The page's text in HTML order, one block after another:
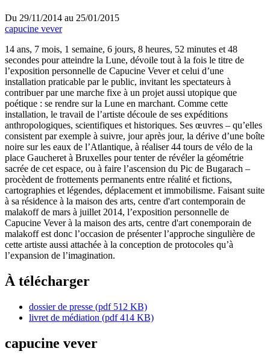
Du 29/11/2014 au 25/01/2015
capucine vever
14 ans, 7 mois, 1 semaine, 6 jours, 8 heures, 52 minutes et 48
secondes pour atteindre la Lune, dévoile tout à la fois le titre de
l’exposition personnelle de Capucine Vever et celui d’une
installation praticable par le public, invitant les spectateurs à
contribuer par une marche fixe à un projet aussi utopique que
poétique : se rendre sur la Lune en marchant. Comme cette
installation, le travail de l’artiste découle de ses expéditions
anthropologiques, scientifiques et historiques. Ses œuvres – qu’elles
consistent par exemple à suivre, jour après jour, la dérive d’une boîte
noire sur les eaux de l’Atlantique, à réaliser 44 tours de vélo de la
place Gaucheret à Bruxelles pour tenter de révéler la géométrie
sacrée de cet espace, ou à faire l’ascension du Pic de Bugarach –
procèdent de frottements permanents entre réalité et fictions,
cartographies et légendes, déplacement et immobilisme. Faisant suite
à sa résidence à la maison des arts, centre d'art contemporain de
malakoff de mars à juillet 2014, l’exposition personnelle de
Capucine Vever à la maison des arts, centre d'art conemporain de
malakoff est donc l’occasion de présenter l’approche singulière de
cette artiste aussi attachée à la conception de protocoles qu’à
l’expansion de l’imagination.
À télécharger
dossier de presse (pdf 512 KB)
livret de médiation (pdf 414 KB)
capucine vever